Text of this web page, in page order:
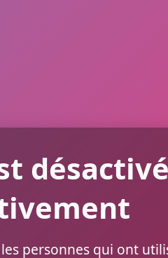
désactivé
personnes qui ont